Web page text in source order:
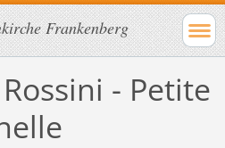
Frankenberg
- Petite